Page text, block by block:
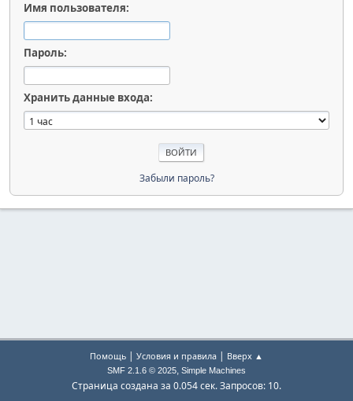
Имя пользователя:
Пароль:
Хранить данные входа:
Забыли пароль?
Помощь | Условия и правила | Вверх ▲
SMF 2.1.6 © 2025, Simple Machines
Страница создана за 0.054 сек. Запросов: 10.